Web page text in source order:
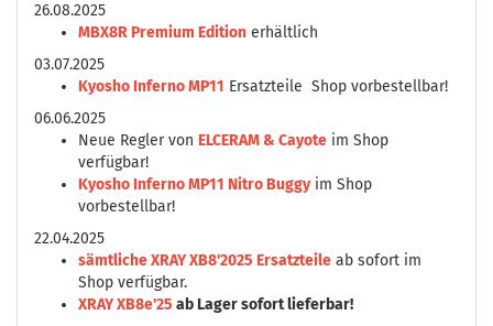
26.08.2025
MBX8R Premium Edition erhältlich
03.07.2025
Kyosho Inferno MP11 Ersatzteile Shop vorbestellbar!
06.06.2025
Neue Regler von ELCERAM & Cayote im Shop
verfügbar!
Kyosho Inferno MP11 Nitro Buggyim Shop
vorbestellbar!
22.04.2025
sämtliche XRAY XB8'2025 Ersatzteile ab sofort im
Shop verfügbar.
XRAY XB8e'25 ab Lager sofort lieferbar!